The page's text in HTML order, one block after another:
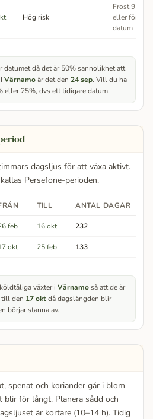
Hög risk
Frost 9 av
eller före
datum
datumet då det är 50% sannolikhet att
Värnamoär det den 24 sep. Vill du ha
eller 25%, dvs ett tidigare datum.
dagsljus för att växa aktivt.
Persefone-perioden.
TILL ANTAL DAGAR
feb 16 okt 232
okt 25 feb 133
växter i Värnamoså att de är
till den 17 oktdå dagslängden blir
börjar stanna av.
spenat och koriander går i blom
blir för långt. Planera sådd och
är kortare (10–14 h). Tidig